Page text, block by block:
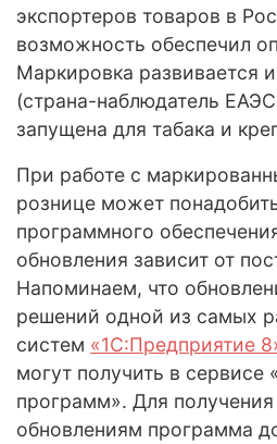
экспортеров товаров в
возможность обеспечил
Маркировка развивается
(страна-наблюдатель
запущена для табака и
При работе с
рознице может
программного
обновления зависит от
Напоминаем, что
решений одной из самых
систем «1С:Предприятие
могут получить в сервисе
программ». Для получения
обновлениям программа